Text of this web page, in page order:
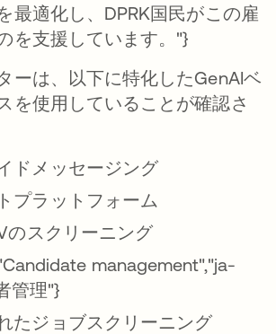
最適化し、DPRK国民がこの雇
を支援しています。"}
ーは、以下に特化したGenAIベ
を使用していることが確認さ
ドメッセージング
プラットフォーム
のスクリーニング
management","ja-
管理"}
たジョブスクリーニング